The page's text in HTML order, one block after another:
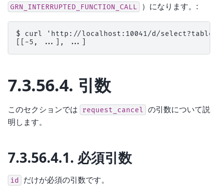
GRN_INTERRUPTED_FUNCTION_CALL ）になります。:
$ curl 'http://localhost:10041/d/
7.3.56.4. 引数
このセクションでは request_cancel
の引数について説
明します。
7.3.56.4.1. 必須引数
id だけが必須の引数です。